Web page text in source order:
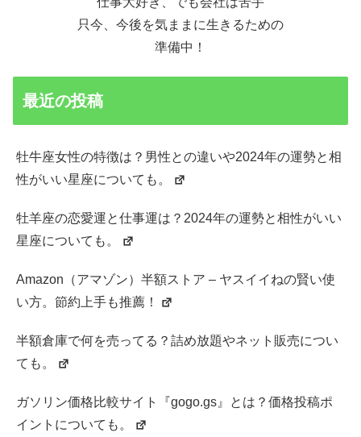
只今、今後を気ままに生きるための
準備中！
最近の投稿
牡牛座女性の特徴は？男性との違いや2024年の運勢と相
性がいい星座についても。
牡羊座の恋愛運と仕事運は？2024年の運勢と相性がいい
星座についても。
Amazon（アマゾン）半額ストア – ヤスイイねの賢い使
い方。節約上手も推薦！
半額倉庫で何を売ってる？詰め放題やネット販売につい
ても。
ガソリン価格比較サイト『gogo.gs』とは？価格投稿ポ
イントについても。